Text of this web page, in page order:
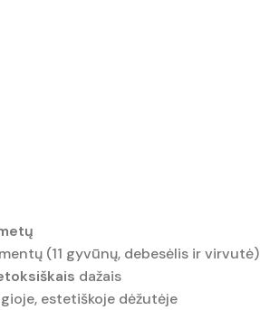
(11 gyvūnų, debesėlis ir virvutė)
dažais
estetiškoje dėžutėje